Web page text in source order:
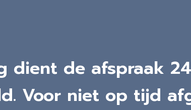
dient de afspraak
Voor niet op tijd